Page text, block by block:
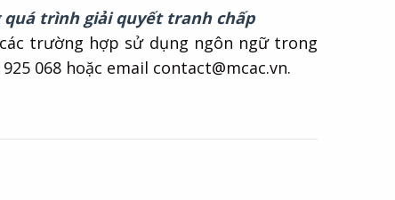
trình giải quyết tranh chấp
trường hợp sử dụng ngôn ngữ trong
068 hoặc email contact@mcac.vn.